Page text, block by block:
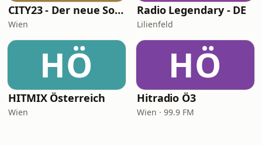
CITY23 - Der neue Soundtrack für Wien - Beat, Baby!
Wien
Radio Legendary - DE
Lilienfeld
HÖ
HITMIX Österreich
Wien
HÖ
Hitradio Ö3
Wien · 99.9 FM